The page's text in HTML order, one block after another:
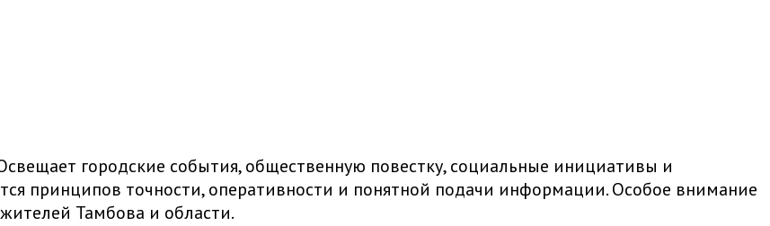
городские события, общественную повестку, социальные инициативы и
принципов точности, оперативности и понятной подачи информации. Особое внимание
Тамбова и области.